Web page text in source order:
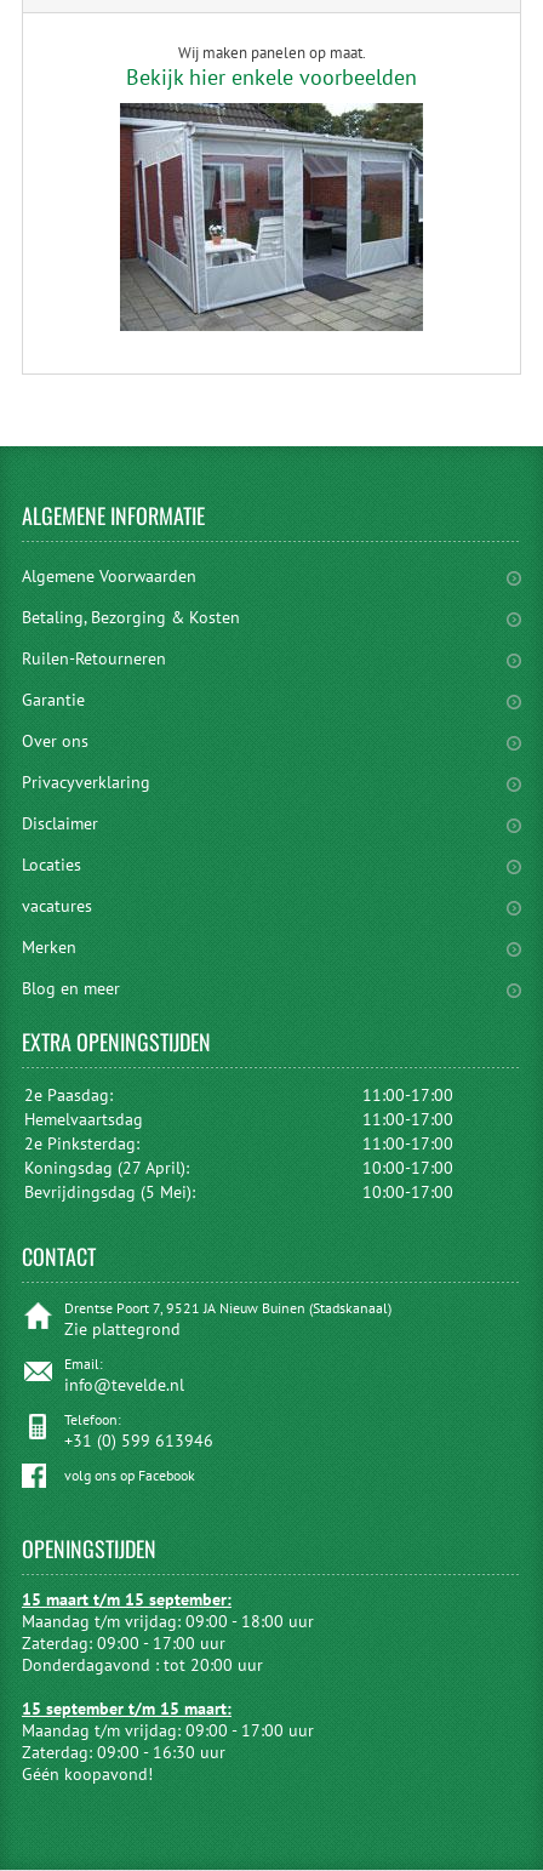
Wij maken panelen op maat.
Bekijk hier enkele voorbeelden
ALGEMENEINFORMATIE
Algemene Voorwaarden
Betaling, Bezorging & Kosten
Ruilen-Retourneren
Garantie
Over ons
Privacyverklaring
Disclaimer
Locaties
vacatures
Merken
Blog en meer
EXTRAOPENINGSTIJDEN
2e Paasdag:
11:00-17:00
Hemelvaartsdag
11:00-17:00
2e Pinksterdag:
11:00-17:00
Koningsdag (27 April):
10:00-17:00
Bevrijdingsdag (5 Mei):
10:00-17:00
CONTACT
Drentse Poort 7, 9521 JA Nieuw Buinen (Stadskanaal)
Zie plattegrond
Email:
info@tevelde.nl
Telefoon:
+31 (0) 599 613946
volg ons op Facebook
OPENINGSTIJDEN
15 maart t/m 15 september:
Maandag t/m vrijdag: 09:00 - 18:00 uur
Zaterdag: 09:00 - 17:00 uur
Donderdagavond : tot 20:00 uur
15 september t/m 15 maart:
Maandag t/m vrijdag: 09:00 - 17:00 uur
Zaterdag: 09:00 - 16:30 uur
Géén koopavond!